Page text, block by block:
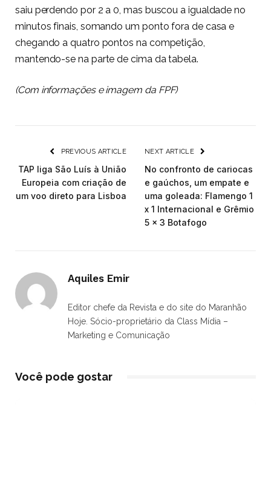
saiu perdendo por 2 a 0, mas buscou a igualdade no
minutos finais, somando um ponto fora de casa e
chegando a quatro pontos na competição,
mantendo-se na parte de cima da tabela.
(Com informações e imagem da FPF)
PREVIOUS ARTICLE
TAP liga São Luís à União
Europeia com criação de
um voo direto para Lisboa
NEXT ARTICLE
No confronto de cariocas
e gaúchos, um empate e
uma goleada: Flamengo 1
x 1 Internacional e Grêmio
5 x 3 Botafogo
Aquiles Emir
Editor chefe da Revista e do site do Maranhão
Hoje. Sócio-proprietário da Class Mídia –
Marketing e Comunicação
Você pode gostar